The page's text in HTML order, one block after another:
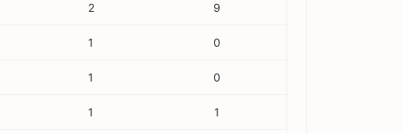
2 9
1 0
1 0
1 1